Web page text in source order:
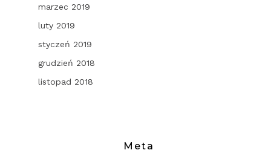
marzec 2019
luty 2019
styczeń 2019
grudzień 2018
listopad 2018
Meta